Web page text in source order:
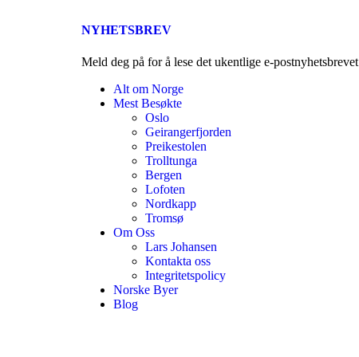
NYHETSBREV
Meld deg på for å lese det ukentlige e-postnyhetsbrevet
Alt om Norge
Mest Besøkte
Oslo
Geirangerfjorden
Preikestolen
Trolltunga
Bergen
Lofoten
Nordkapp
Tromsø
Om Oss
Lars Johansen
Kontakta oss
Integritetspolicy
Norske Byer
Blog